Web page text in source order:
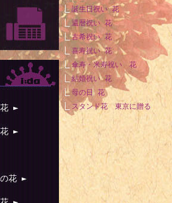
誕生日祝い 花
還暦祝い 花
古希祝い 花
喜寿祝い 花
傘寿・米寿祝い 花
結婚祝い 花
母の日 花
スタンド花 東京に贈る
花 ►
花 ►
花 ►